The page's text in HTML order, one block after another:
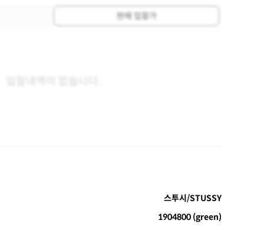
판매 입찰가
스투시/STUSSY
1904800 (green)